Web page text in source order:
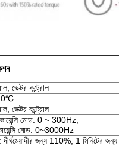
ভেক্টর কন্ট্রোল
ভেক্টর কন্ট্রোল
মোড: 0 ~ 300Hz;
মোড: 0~3000Hz
দীর্ঘমেয়াদীর জন্য 110%, 1 মিনিটের